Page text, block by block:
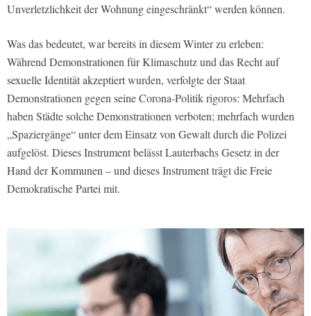
Unverletzlichkeit der Wohnung eingeschränkt“ werden können.
Was das bedeutet, war bereits in diesem Winter zu erleben:
Während Demonstrationen für Klimaschutz und das Recht auf
sexuelle Identität akzeptiert wurden, verfolgte der Staat
Demonstrationen gegen seine Corona-Politik rigoros: Mehrfach
haben Städte solche Demonstrationen verboten; mehrfach wurden
„Spaziergänge“ unter dem Einsatz von Gewalt durch die Polizei
aufgelöst. Dieses Instrument belässt Lauterbachs Gesetz in der
Hand der Kommunen – und dieses Instrument trägt die Freie
Demokratische Partei mit.